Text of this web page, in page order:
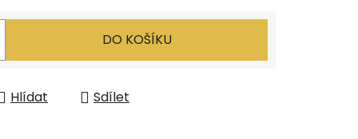
DO KOŠÍKU
Hlídat Sdílet